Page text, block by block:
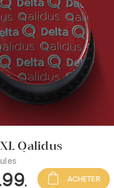
Qalidus
, ACHETER